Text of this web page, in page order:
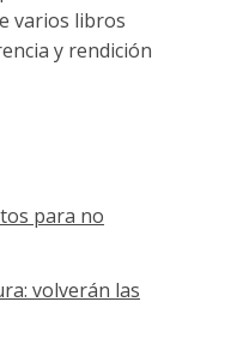
varios libros
y rendición
para no
volverán las